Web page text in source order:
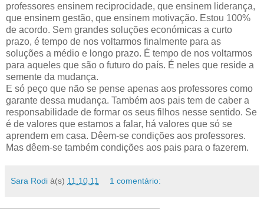
professores ensinem reciprocidade, que ensinem liderança,
que ensinem gestão, que ensinem motivação. Estou 100%
de acordo. Sem grandes soluções económicas a curto
prazo, é tempo de nos voltarmos finalmente para as
soluções a médio e longo prazo. É tempo de nos voltarmos
para aqueles que são o futuro do país. É neles que reside a
semente da mudança.
E só peço que não se pense apenas aos professores como
garante dessa mudança. Também aos pais tem de caber a
responsabilidade de formar os seus filhos nesse sentido. Se
é de valores que estamos a falar, há valores que só se
aprendem em casa. Dêem-se condições aos professores.
Mas dêem-se também condições aos pais para o fazerem.
Sara Rodi à(s) 11.10.11 1 comentário: